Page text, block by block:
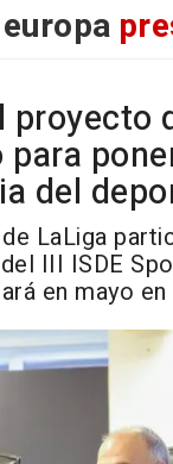
europa
proyecto
del
LaLiga
III ISDE
en mayo